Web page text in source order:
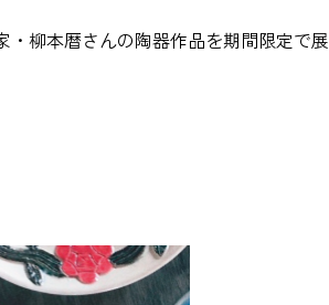
・柳本暦さんの陶器作品を期間限定で展